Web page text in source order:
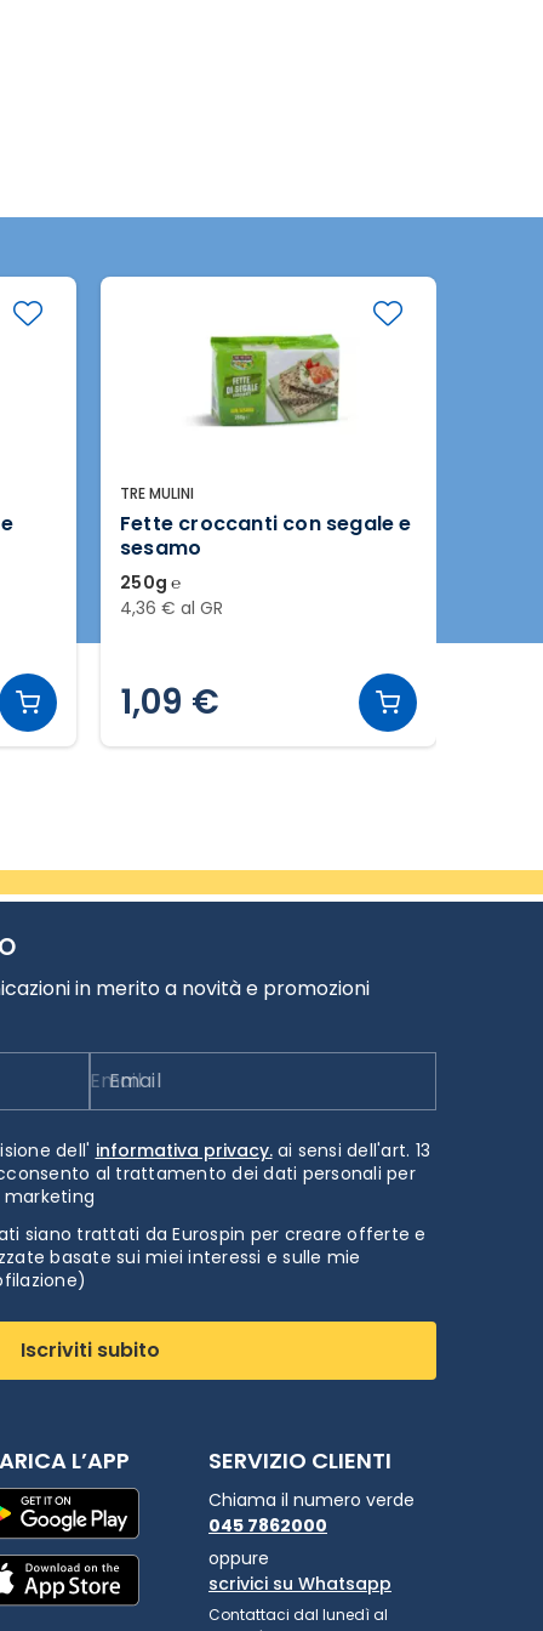
TRE MULINI
Fette croccanti con segale e
sesamo
250g ℮
4,36 € al GR
1,09 €
in merito a novità e promozioni
Email
dell' informativa privacy.ai sensi dell'art. 13
al trattamento dei dati personali per
siano trattati da Eurospin per creare offerte e
basate sui miei interessi e sulle mie
Iscriviti subito
L’APP SERVIZIO CLIENTI
Chiama il numero verde
045 7862000
oppure
scrivici su Whatsapp
Contattaci dal lunedì al